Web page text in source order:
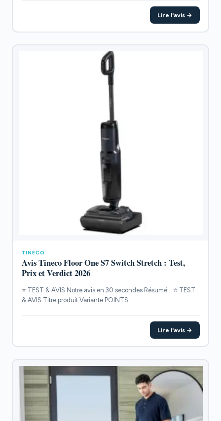
Lire l'avis →
TINECO
Avis Tineco Floor One S7 Switch Stretch : Test,
Prix et Verdict 2026
⭐ TEST & AVIS Notre avis en 30 secondes Résumé... ⭐ TEST
& AVIS Titre produit Variante POINTS...
Lire l'avis →